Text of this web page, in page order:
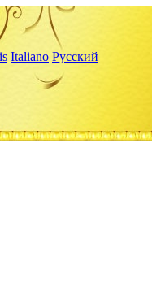
Italiano Русский